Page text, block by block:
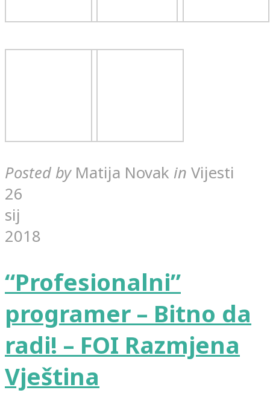
Posted by Matija Novak in Vijesti
26
sij
2018
“Profesionalni”
programer – Bitno da
radi! – FOI Razmjena
Vještina